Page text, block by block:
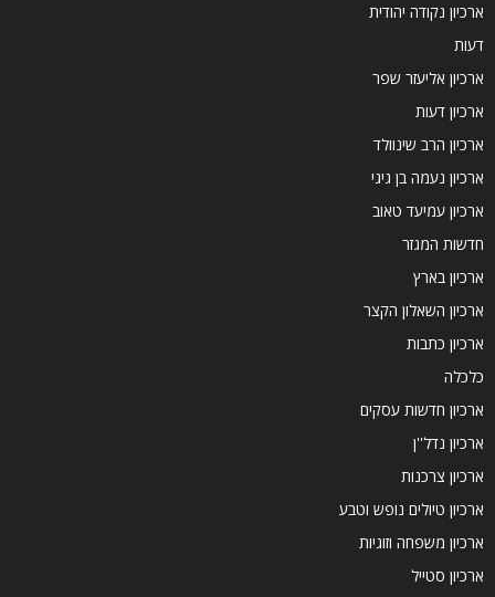
ארכיון נקודה יהודית
דעות
ארכיון אליעזר שפר
ארכיון דעות
ארכיון הרב שינוולד
ארכיון נעמה בן גיגי
ארכיון עמיעד טאוב
חדשות המגזר
ארכיון בארץ
ארכיון השאלון הקצר
ארכיון כתבות
כלכלה
ארכיון חדשות עסקים
ארכיון נדל''ן
ארכיון צרכנות
ארכיון טיולים נופש וטבע
ארכיון משפחה וזוגיות
ארכיון סטייל